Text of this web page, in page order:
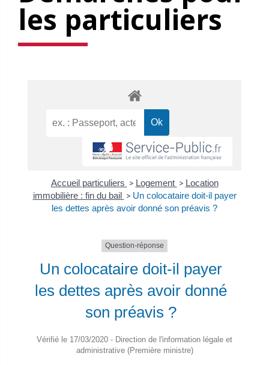
les particuliers
Accueil particuliers > Logement > Location
immobilière : fin du bail > Un colocataire doit-il payer
les dettes après avoir donné son préavis ?
Question-réponse
Un colocataire doit-il payer
les dettes après avoir donné
son préavis ?
Vérifié le 17/03/2020 - Direction de l'information légale et
administrative (Première ministre)